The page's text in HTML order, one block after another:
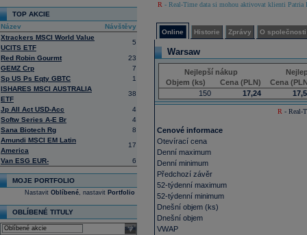
TOP AKCIE
Název
Návštěvy
Xtrackers MSCI World Value
UCITS ETF
5
Red Robin Gourmt
23
GEMZ Crp
7
Sp US Ps Eqty GBTC
1
ISHARES MSCI AUSTRALIA
ETF
38
Jp All Act USD-Acc
4
Softw Series A-E Br
4
Sana Biotech Rg
8
Amundi MSCI EM Latin
America
17
Van ESG EUR- 6
MOJE PORTFOLIO
Nastavit Oblíbené, nastavit Portfolio
OBLÍBENÉ TITULY
select
R - Real-Time data si mohou aktivovat klienti
Online Historie Zprávy O společnosti
Warsaw
Nejlepší nákup
Objem (ks)
Cena (PLN)
Cena
150
17,24
R - Real-
Cenové informace
Otevírací cena
Denní maximum
Denní minimum
Předchozí závěr
52-týdenní maximum
52-týdenní minimum
Dnešní objem (ks)
Dnešní objem
VWAP